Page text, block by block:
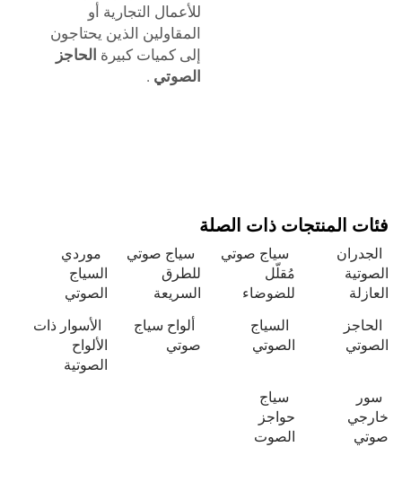
للأعمال التجارية أو
المقاولين الذين يحتاجون
إلى كميات كبيرةالحاجز
الصوتي.
المنتجات ذات الصلة
سياج صوتي
مُقلّل
للضوضاء
سياج صوتي
للطرق
السريعة
موردي
السياج
الصوتي
السياج
الصوتي
ألواح سياج
صوتي
الأسوار ذات
الألواح
الصوتية
سياج
حواجز
الصوت